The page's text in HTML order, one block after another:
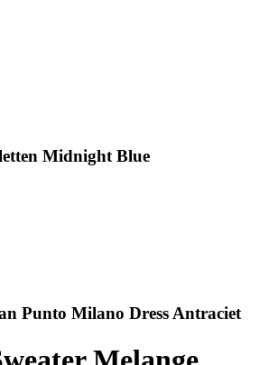
Midnight Blue
Punto Milano Dress Antraciet